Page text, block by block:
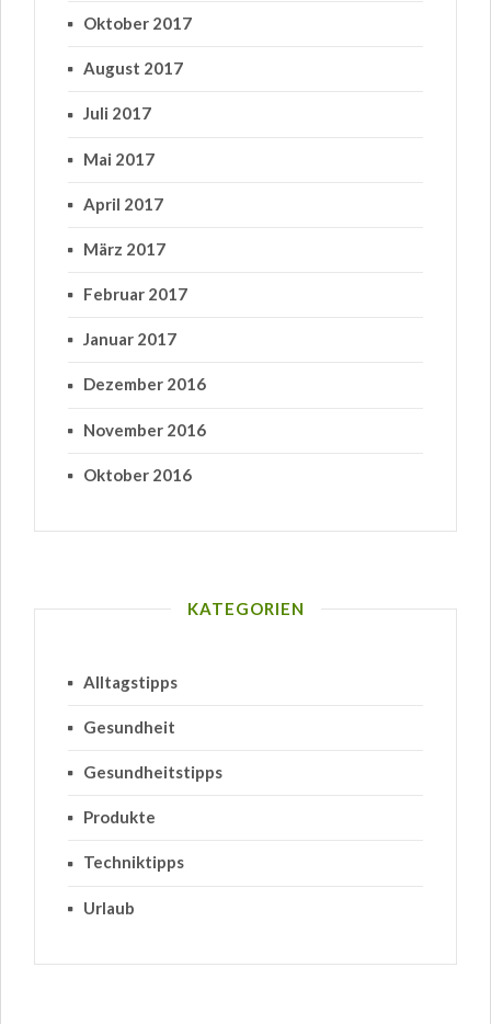
Oktober 2017
August 2017
Juli 2017
Mai 2017
April 2017
März 2017
Februar 2017
Januar 2017
Dezember 2016
November 2016
Oktober 2016
KATEGORIEN
Alltagstipps
Gesundheit
Gesundheitstipps
Produkte
Techniktipps
Urlaub